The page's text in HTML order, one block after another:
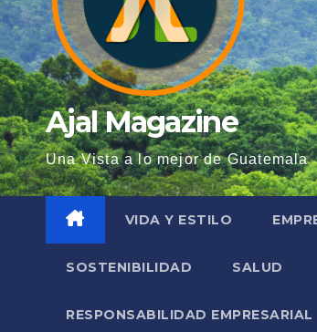
Ajal Magazine
Una Vista a lo mejor de Guatemala
VIDA Y ESTILO
SOSTENIBILIDAD SALUD
RESPONSABILIDAD EMPRESARIAL